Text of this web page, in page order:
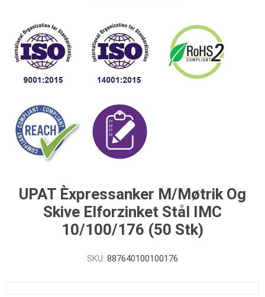
UPAT Èxpressanker M/Møtrik Og
Skive Elforzinket Stål IMC
10/100/176 (50 Stk)
SKU: 887640100100176